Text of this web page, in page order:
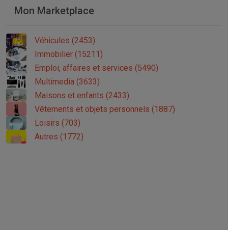
Mon Marketplace
Véhicules (2453)
Immobilier (15211)
Emploi, affaires et services (5490)
Multimedia (3633)
Maisons et enfants (2433)
Vêtements et objets personnels (1887)
Loisirs (703)
Autres (1772)